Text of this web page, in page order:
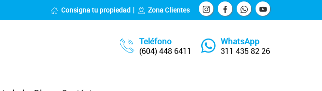
Consigna tu propiedad Zona Clientes
Teléfono
(604) 448 6411
WhatsApp
311 435 82 26